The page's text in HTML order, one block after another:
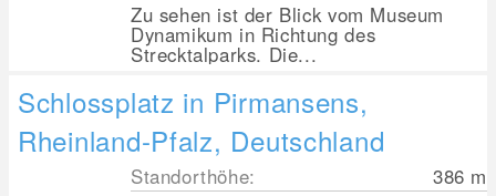
Zu sehen ist der Blick vom Museum
Dynamikum in Richtung des
Strecktalparks. Die...
Schlossplatz in Pirmansens,
Rheinland-Pfalz, Deutschland
Standorthöhe: 386 m